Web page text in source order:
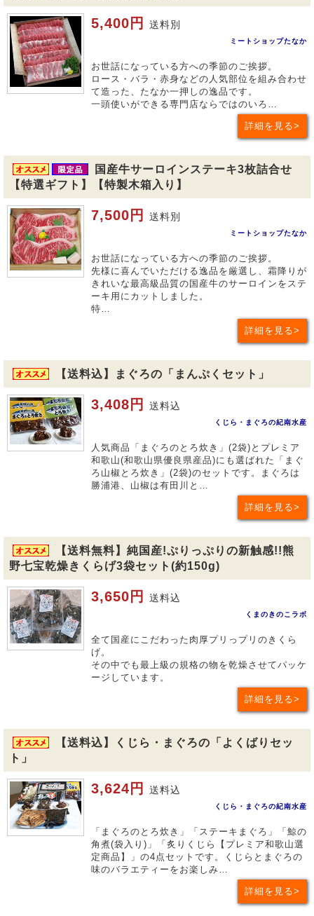
5,400円 送料別
ミートショップたなか
お世話になっている方への季節のご挨拶。
ロース・バラ・赤身などの人気部位を組み合わせ
て造った、たなか一押しの逸品です。
一頭使いができる専門店ならではのいろ…
詳細を見る
国産牛サーロインステーキ3枚詰合せ
【特選ギフト】【特製木箱入り】
7,500円 送料別
ミートショップたなか
お世話になっている方への季節のご挨拶。
先様に喜んでいただける逸品を厳選し、霜降りが
きれいな最高級品質の国産牛のサーロインをステ
ーキ用にカットしました。
特…
詳細を見る
【送料込】まぐろの「まんぷくセット」
3,408円 送料込
くじら・まぐろの紀南水産
人気商品「まぐろのとろ炊き」(2袋)とプレミア
和歌山(和歌山県優良県産品)にも選ばれた「まぐ
ろ山椒とろ炊き」(2袋)のセットです。まぐろは
勝浦港、山椒は有田川と…
詳細を見る
【送料無料】純国産!ぷりっぷりの新触感!!熊
野七宝乾燥きくらげ3袋セット(約150g)
3,650円 送料込
くまのきのこラボ
全て国産にこだわった肉厚プリっプリのきくら
げ。
その中でも最上級の規格の物を乾燥させてパッケ
ージしています。
詳細を見る
【送料込】くじら・まぐろの「よくばりセッ
ト」
3,624円 送料込
くじら・まぐろの紀南水産
「まぐろのとろ炊き」「ステーキまぐろ」「鯨の
角煮(袋入り)」「炙りくじら【プレミア和歌山選
定商品】」の4点セットです。くじらとまぐろの
味のバラエティーをお楽しみ…
詳細を見る